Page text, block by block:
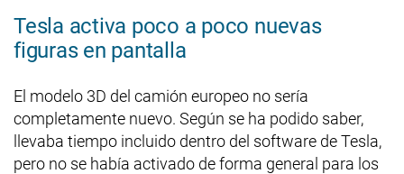
Tesla activa poco a poco nuevas
figuras en pantalla
El modelo 3D del camión europeo no sería
completamente nuevo. Según se ha podido saber,
llevaba tiempo incluido dentro del software de Tesla,
pero no se había activado de forma general para los